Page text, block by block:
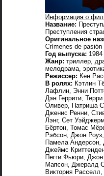
Информация о
Название:
Преступления
Оригинальное
Crímenes de pasión
Год выпуска: 1984
Жанр: триллер,
мелодрама,
Режиссер: Кен
В ролях: Кэтлин
Лафлин, Энни
Дэн Геррити,
Оливер, Патриша
Дженис Ренни,
Лэнг, Сет
Бёртон, Томас
Рэбсон, Джон
Памела Андерсон,
Джеймс
Пегги Фьюри,
Мапсон, Джералд
Виктория